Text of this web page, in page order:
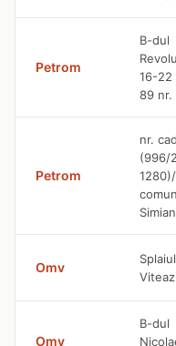
Petrom
B-dul
16-22
89 nr.
Petrom
nr.
(996/
1280)/
Simian
Omv
Omv
B-dul